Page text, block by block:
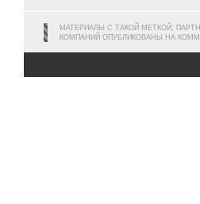
МАТЕРИАЛЫ С ТАКОЙ МЕТКОЙ,
КОМПАНИЙ ОПУБЛИКОВАНЫ НА